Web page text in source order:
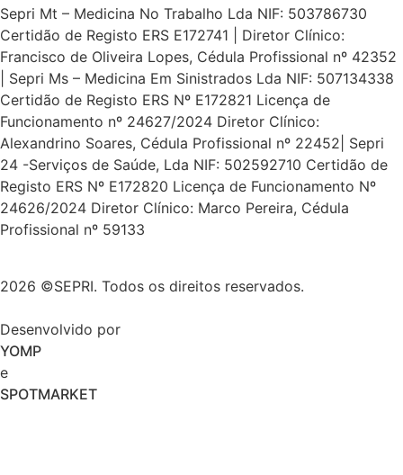
Sepri Mt – Medicina No Trabalho Lda NIF: 503786730
Certidão de Registo ERS E172741 | Diretor Clínico:
Francisco de Oliveira Lopes, Cédula Profissional nº 42352
| Sepri Ms – Medicina Em Sinistrados Lda NIF: 507134338
Certidão de Registo ERS Nº E172821 Licença de
Funcionamento nº 24627/2024 Diretor Clínico:
Alexandrino Soares, Cédula Profissional nº 22452| Sepri
24 -Serviços de Saúde, Lda NIF: 502592710 Certidão de
Registo ERS Nº E172820 Licença de Funcionamento Nº
24626/2024 Diretor Clínico: Marco Pereira, Cédula
Profissional nº 59133
2026 ©SEPRI. Todos os direitos reservados.
Desenvolvido por
YOMP
e
SPOTMARKET